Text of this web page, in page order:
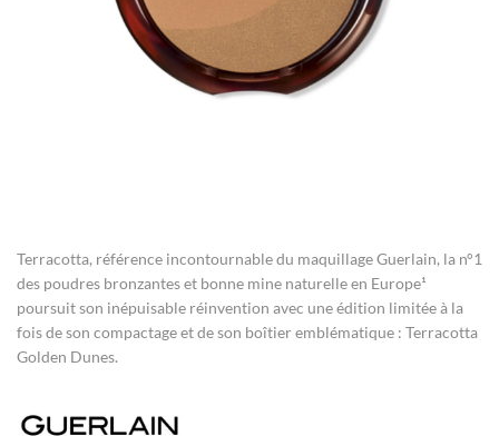
beginning
of
the
images
gallery
Terracotta, référence incontournable du maquillage Guerlain, la n°1
des poudres bronzantes et bonne mine naturelle en Europe¹
poursuit son inépuisable réinvention avec une édition limitée à la
fois de son compactage et de son boîtier emblématique : Terracotta
Golden Dunes.